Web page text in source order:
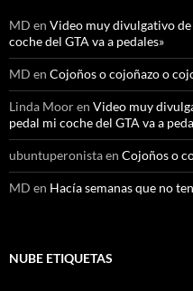
MD en Video muy divulgativo
coche del GTA va a pedales»
MD en Cojoños o cojoñazo o
Linda Mooren Video muy
pedal mi coche del GTA va a
ubuntuperonistaen Cojoños o
MD en Hacía semanas que no
NUBE ETIQUETAS